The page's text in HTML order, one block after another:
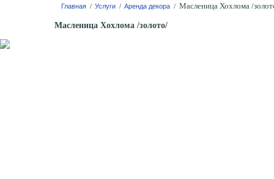
Главная / Услуги / Аренда декора / Масленица Хохлома /
Масленица Хохлома /золото/